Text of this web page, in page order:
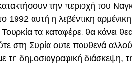
την περιοχή του
1992 αυτή η λεβέντικη
τα καταφέρει θα κάνει
στη Συρία ουτε πουθενά
τη δημοσιογραφική διάσκεψη,